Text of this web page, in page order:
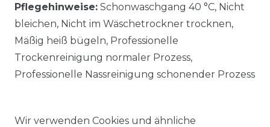
Pflegehinweise: Schonwaschgang 40 °C, Nicht
bleichen, Nicht im Wäschetrockner trocknen,
Mäßig heiß bügeln, Professionelle
Trockenreinigung normaler Prozess,
Professionelle Nassreinigung schonender Prozess
Wir verwenden Cookies und ähnliche